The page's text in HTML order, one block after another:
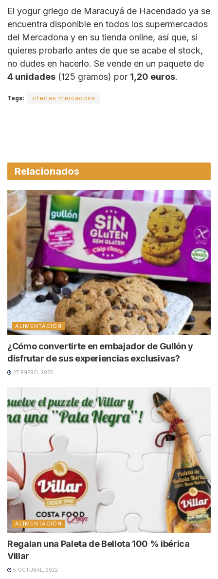
El yogur griego de Maracuyá de Hacendado ya se
encuentra disponible en todos los supermercados
del Mercadona y en su tienda online, así que, si
quieres probarlo antes de que se acabe el stock,
no dudes en hacerlo. Se vende en un paquete de
4 unidades (125 gramos) por 1,20 euros.
Tags: ofertas mercadona
Relacionados
ALIMENTACIÓN
¿Cómo convertirte en embajador de Gullón y
disfrutar de sus experiencias exclusivas?
27 ENERO, 2025
ALIMENTACIÓN
Regalan una Paleta de Bellota 100 % ibérica
Villar
5 OCTUBRE, 2022